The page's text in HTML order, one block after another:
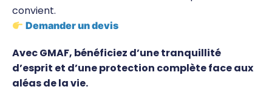
convient.
Demander un devis
Avec GMAF, bénéficiez d’une tranquillité
d’esprit et d’une protection complète face aux
aléas de la vie.